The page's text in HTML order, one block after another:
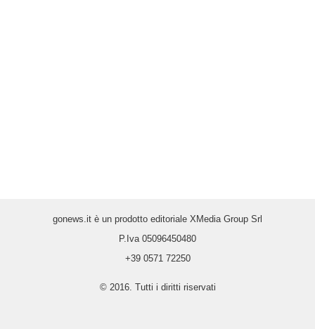
gonews.it è un prodotto editoriale XMedia Group Srl
P.Iva 05096450480
+39 0571 72250
© 2016. Tutti i diritti riservati